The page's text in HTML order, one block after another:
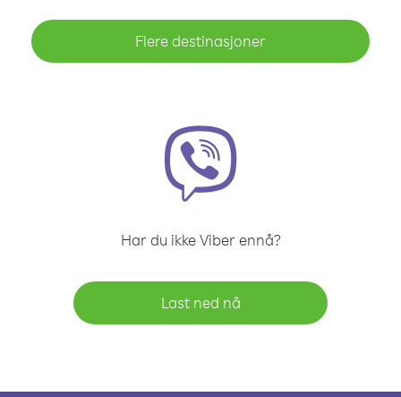
Flere destinasjoner
Har du ikke Viber ennå?
Last ned nå